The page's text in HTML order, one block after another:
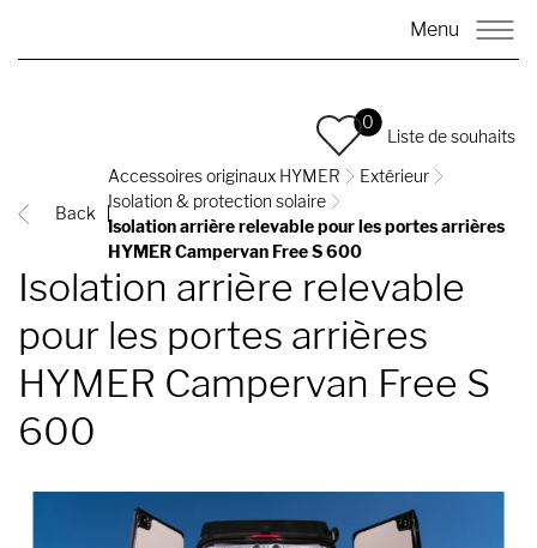
Menu
0
Liste de souhaits
Back
Accessoires originaux HYMER
Extérieur
Isolation & protection solaire
Isolation arrière relevable pour les portes arrières
HYMER Campervan Free S 600
Isolation arrière relevable
pour les portes arrières
HYMER Campervan Free S
600